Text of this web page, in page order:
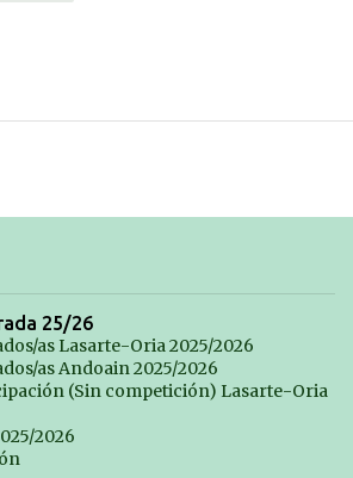
25/26
as Lasarte-Oria 2025/2026
as Andoain 2025/2026
(Sin competición) Lasarte-Oria
2026